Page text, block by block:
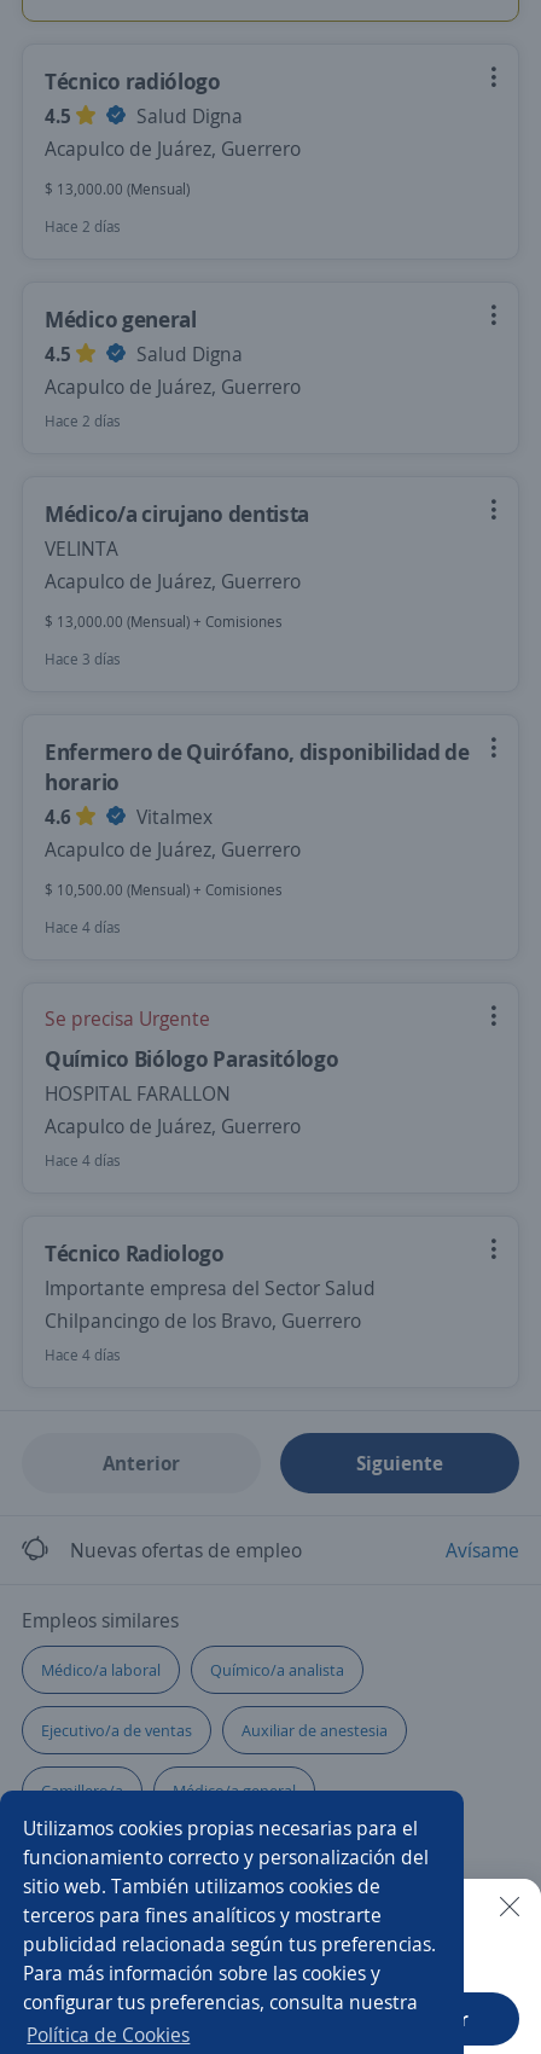
Utilizamos cookies propias necesarias para el
funcionamiento correcto y personalización del
sitio web. También utilizamos cookies de
terceros para fines analíticos y mostrarte
publicidad relacionada según tus preferencias.
Para más información sobre las cookies y
configurar tus preferencias, consulta nuestra
Política de Cookies
Técnico radiólogo
4.5
Salud Digna
Acapulco de Juárez, Guerrero
$ 13,000.00 (Mensual)
Hace 2 días
Médico general
4.5
Salud Digna
Acapulco de Juárez, Guerrero
Hace 2 días
Médico/a cirujano dentista
VELINTA
Acapulco de Juárez, Guerrero
$ 13,000.00 (Mensual) + Comisiones
Hace 3 días
Enfermero de Quirófano, disponibilidad de
horario
4.6
Vitalmex
Acapulco de Juárez, Guerrero
$ 10,500.00 (Mensual) + Comisiones
Hace 4 días
Se precisa Urgente
Químico Biólogo Parasitólogo
HOSPITAL FARALLON
Acapulco de Juárez, Guerrero
Hace 4 días
Técnico Radiologo
Importante empresa del Sector Salud
Chilpancingo de los Bravo, Guerrero
Hace 4 días
Anterior Siguiente
Nuevas ofertas de empleo Avísame
Empleos similares
Médico/a laboral Químico/a analista
Ejecutivo/a de ventas Auxiliar de anestesia
Camillero/a Médico/a general
Médico/a cirujano dentista Laboratorista
Enfermero general Especialista
Médico/a de urgencias Médico/a en salud ocupacional
Médico radiólogo
Buscar es más fácil en la app
CT App Abrir